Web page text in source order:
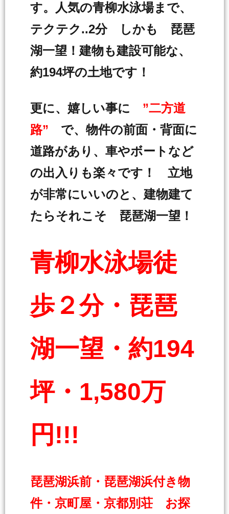
す。人気の青柳水泳場まで、
テクテク..2分 しかも 琵琶
湖一望！建物も建設可能な、
約194坪の土地です！
更に、嬉しい事に ”二方道
路” で、物件の前面・背面に
道路があり、車やボートなど
の出入りも楽々です！ 立地
が非常にいいのと、建物建て
たらそれこそ 琵琶湖一望！
青柳水泳場徒
歩２分・琵琶
湖一望・約194
坪・1,580万
円!!!
琵琶湖浜前・琵琶湖浜付き物
件・京町屋・京都別荘 お探